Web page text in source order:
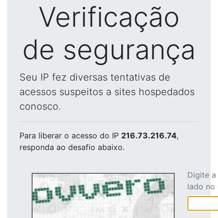
Verificação
de segurança
Seu IP fez diversas tentativas de
acessos suspeitos a sites hospedados
conosco.
Para liberar o acesso do IP 216.73.216.74,
responda ao desafio abaixo.
Digite
lado no